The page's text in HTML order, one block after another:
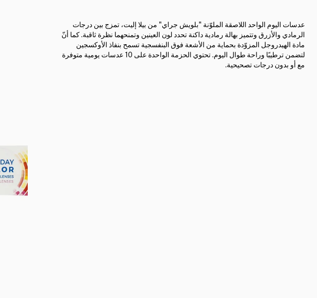
عدسات اليوم الواحد اللاصقة الملوّنة "بلويش جراي" من بيلا إليت، تمزج بين درجات
الرمادي والأزرق وتتميز بهالة رمادية داكنة تحدد لون العينين وتمنحهما نظرة ثاقبة. كما أنّ
مادة الهيدروجل المزوّدة بحماية من الأشعة فوق البنفسجية تسمح بنفاذ الأوكسجين
لتضمن ترطيبًا وراحة طوال اليوم. تحتوي الحزمة الواحدة على 10 عدسات يومية متوفرة
مع أو بدون درجات تصحيحية.